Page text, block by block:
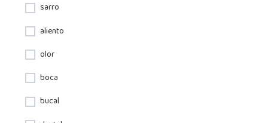
sarro
aliento
olor
boca
bucal